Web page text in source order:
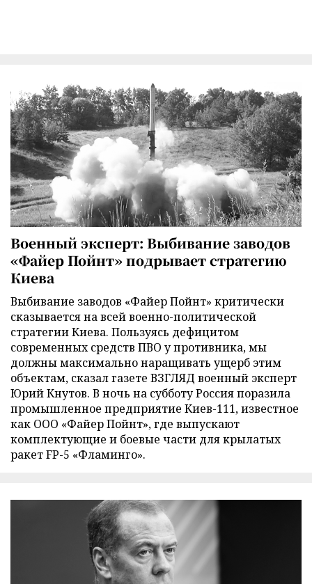
Военный эксперт: Выбивание заводов
«Файер Пойнт» подрывает стратегию
Киева
Выбивание заводов «Файер Пойнт» критически
сказывается на всей военно-политической
стратегии Киева. Пользуясь дефицитом
современных средств ПВО у противника, мы
должны максимально наращивать ущерб этим
объектам, сказал газете ВЗГЛЯД военный эксперт
Юрий Кнутов. В ночь на субботу Россия поразила
промышленное предприятие Киев-111, известное
как ООО «Файер Пойнт», где выпускают
комплектующие и боевые части для крылатых
ракет FP-5 «Фламинго».